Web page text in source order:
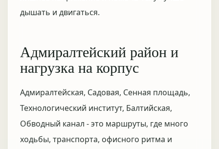
дышать и двигаться.
Адмиралтейский район и
нагрузка на корпус
Адмиралтейская, Садовая, Сенная площадь,
Технологический институт, Балтийская,
Обводный канал - это маршруты, где много
ходьбы, транспорта, офисного ритма и